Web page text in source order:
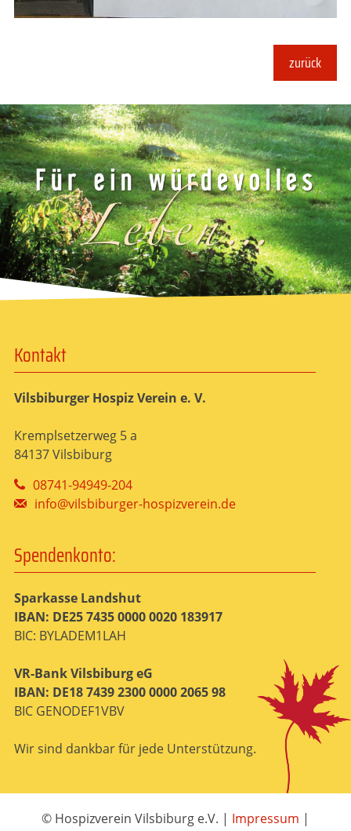
zurück
Kontakt
Vilsbiburger Hospiz Verein e. V.
Kremplsetzerweg 5 a
84137 Vilsbiburg
08741-94949-204
info@vilsbiburger-hospizverein.de
Spendenkonto:
Sparkasse Landshut
IBAN: DE25 7435 0000 0020 183917
BIC: BYLADEM1LAH
VR-Bank Vilsbiburg eG
IBAN: DE18 7439 2300 0000 2065 98
BIC GENODEF1VBV
Wir sind dankbar für jede Unterstützung.
© Hospizverein Vilsbiburg e.V. | Impressum |